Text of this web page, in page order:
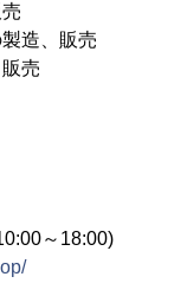
、販売
売
～18:00)